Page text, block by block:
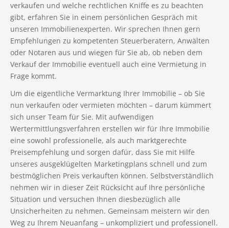
verkaufen und welche rechtlichen Kniffe es zu beachten
gibt, erfahren Sie in einem persönlichen Gespräch mit
unseren Immobilienexperten. Wir sprechen Ihnen gern
Empfehlungen zu kompetenten Steuerberatern, Anwälten
oder Notaren aus und wiegen für Sie ab, ob neben dem
Verkauf der Immobilie eventuell auch eine Vermietung in
Frage kommt.
Um die eigentliche Vermarktung Ihrer Immobilie – ob Sie
nun verkaufen oder vermieten möchten – darum kümmert
sich unser Team für Sie. Mit aufwendigen
Wertermittlungsverfahren erstellen wir für Ihre Immobilie
eine sowohl professionelle, als auch marktgerechte
Preisempfehlung und sorgen dafür, dass Sie mit Hilfe
unseres ausgeklügelten Marketingplans schnell und zum
bestmöglichen Preis verkauften können. Selbstverständlich
nehmen wir in dieser Zeit Rücksicht auf Ihre persönliche
Situation und versuchen Ihnen diesbezüglich alle
Unsicherheiten zu nehmen. Gemeinsam meistern wir den
Weg zu Ihrem Neuanfang – unkompliziert und professionell.